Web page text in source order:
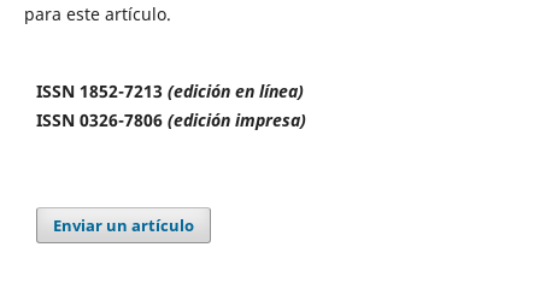
para este artículo.
ISSN 1852-7213 (edición en línea)
ISSN 0326-7806 (edición impresa)
Enviar un artículo